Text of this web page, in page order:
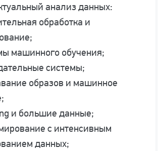
анализ данных:
обработка и
машинного обучения;
системы;
образов и машинное
и большие данные;
с интенсивным
данных;